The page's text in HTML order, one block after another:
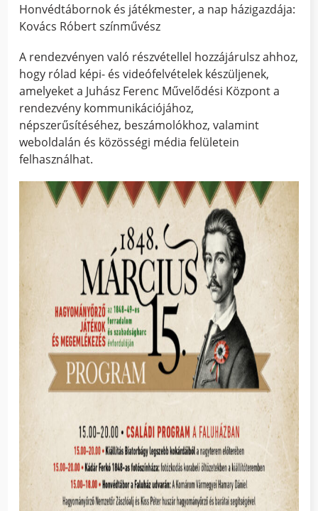
Honvédtábornok és játékmester, a nap házigazdája:
Kovács Róbert színművész
A rendezvényen való részvétellel hozzájárulsz ahhoz,
hogy rólad képi- és videófelvételek készüljenek,
amelyeket a Juhász Ferenc Művelődési Központ a
rendezvény kommunikációjához,
népszerűsítéséhez, beszámolókhoz, valamint
weboldalán és közösségi média felületein
felhasználhat.